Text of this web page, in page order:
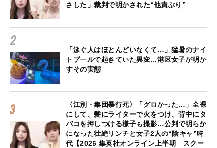
さした」裁判で明かされた“他責ぶり”
「泳ぐ人はほとんどいなくて…」猛暑のナイ
トプールで起きていた異変…港区女子が明か
すその実態
〈江別・集団暴行死〉「グロかった…」全裸
にして、髪にライターで火をつけ、背中にタ
バコを押しつける様子も撮影…公判で明らか
になった壮絶リンチと女子2人の“陰キャ”時
代【2026 集英社オンライン上半期 スクー